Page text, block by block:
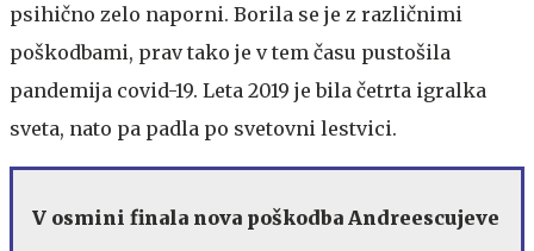
psihično zelo naporni. Borila se je z različnimi
poškodbami, prav tako je v tem času pustošila
pandemija covid-19. Leta 2019 je bila četrta igralka
sveta, nato pa padla po svetovni lestvici.
V osmini finala nova poškodba Andreescujeve